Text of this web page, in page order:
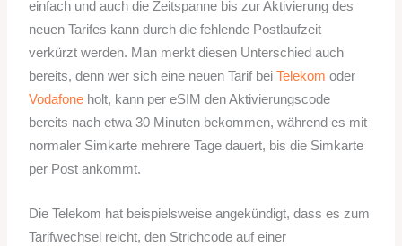
einfach und auch die Zeitspanne bis zur Aktivierung des
neuen Tarifes kann durch die fehlende Postlaufzeit
verkürzt werden. Man merkt diesen Unterschied auch
bereits, denn wer sich eine neuen Tarif beiTelekom oder
Vodafone holt, kann per eSIM den Aktivierungscode
bereits nach etwa 30 Minuten bekommen, während es mit
normaler Simkarte mehrere Tage dauert, bis die Simkarte
per Post ankommt.
Die Telekom hat beispielsweise angekündigt, dass es zum
Tarifwechsel reicht, den Strichcode auf einer